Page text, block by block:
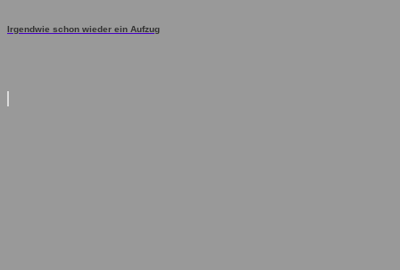
Irgendwie schon wieder ein Aufzug